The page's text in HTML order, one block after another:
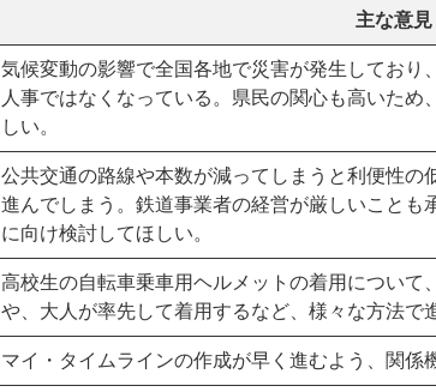
主な意見
気候変動の影響で全国各地で災害が発生しており
人事ではなくなっている。県民の関心も高いた
しい。
公共交通の路線や本数が減ってしまうと利便性の
進んでしまう。鉄道事業者の経営が厳しいことも
に向け検討してほしい。
高校生の自転車乗車用ヘルメットの着用について
や、大人が率先して着用するなど、様々な方法で
マイ・タイムラインの作成が早く進むよう、関係